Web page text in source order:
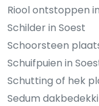
Riool ontstoppen
Schilder in Soest
Schoorsteen
Schuifpuien in
Schutting of hek
Sedum